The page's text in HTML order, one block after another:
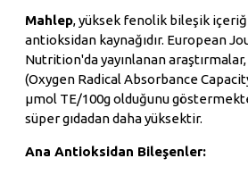
Mahlep, yüksek fenolik bileşik
antioksidan kaynağıdır. European
Nutrition'da yayınlanan araştırmalar,
(Oxygen Radical Absorbance
μmol TE/100g olduğunu
süper gıdadan daha yüksektir.
Ana Antioksidan Bileşenler: